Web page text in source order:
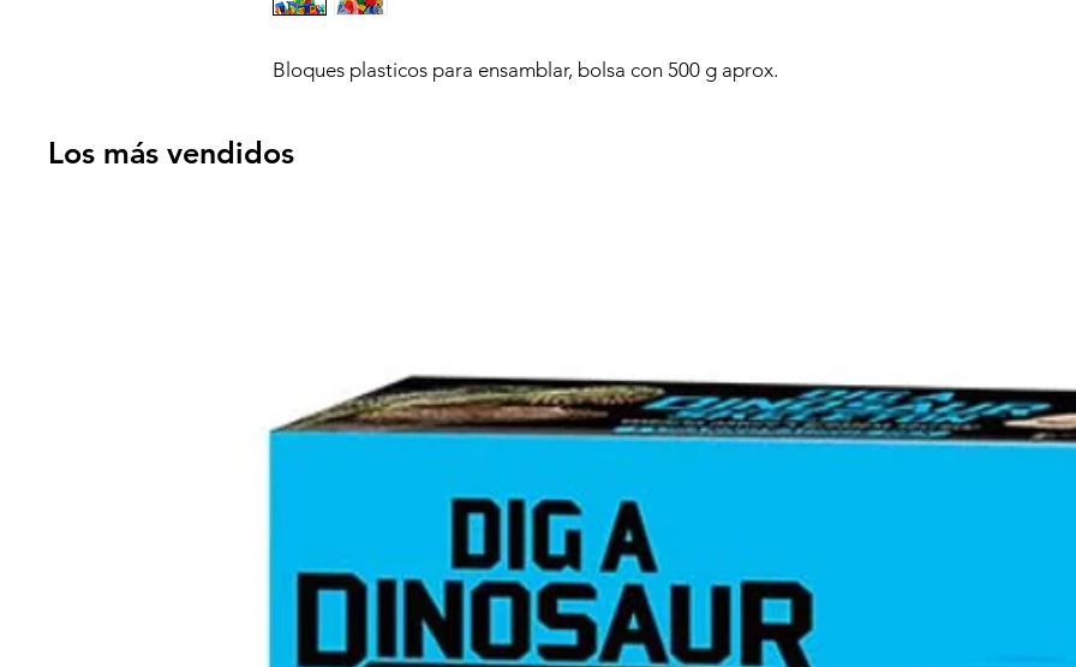
Bloques plasticos para ensamblar, bolsa con 500 g aprox.
Los más vendidos